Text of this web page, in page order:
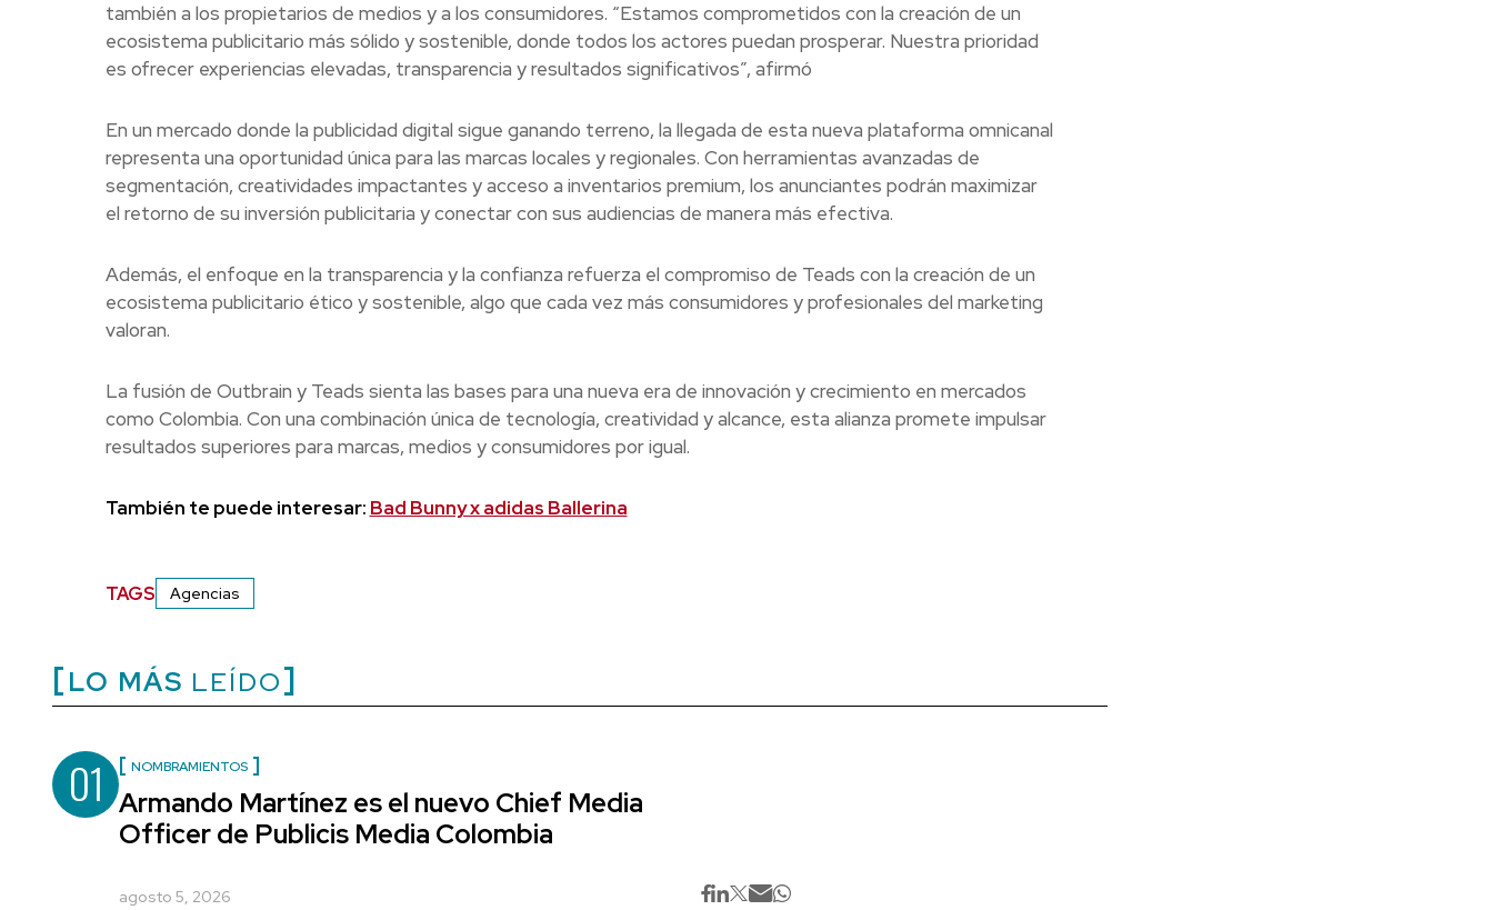
también a los propietarios de medios y a los consumidores. “Estamos comprometidos con la creación de un
ecosistema publicitario más sólido y sostenible, donde todos los actores puedan prosperar. Nuestra prioridad
es ofrecer experiencias elevadas, transparencia y resultados significativos”, afirmó
En un mercado donde la publicidad digital sigue ganando terreno, la llegada de esta nueva plataforma omnicanal
representa una oportunidad única para las marcas locales y regionales. Con herramientas avanzadas de
segmentación, creatividades impactantes y acceso a inventarios premium, los anunciantes podrán maximizar
el retorno de su inversión publicitaria y conectar con sus audiencias de manera más efectiva.
Además, el enfoque en la transparencia y la confianza refuerza el compromiso de Teads con la creación de un
ecosistema publicitario ético y sostenible, algo que cada vez más consumidores y profesionales del marketing
valoran.
La fusión de Outbrain y Teads sienta las bases para una nueva era de innovación y crecimiento en mercados
como Colombia. Con una combinación única de tecnología, creatividad y alcance, esta alianza promete impulsar
resultados superiores para marcas, medios y consumidores por igual.
También te puede interesar: Bad Bunny x adidas Ballerina
TAGS Agencias
LO MÁS LEÍDO
01 NOMBRAMIENTOS
Armando Martínez es el nuevo Chief Media
Officer de Publicis Media Colombia
agosto 5, 2026